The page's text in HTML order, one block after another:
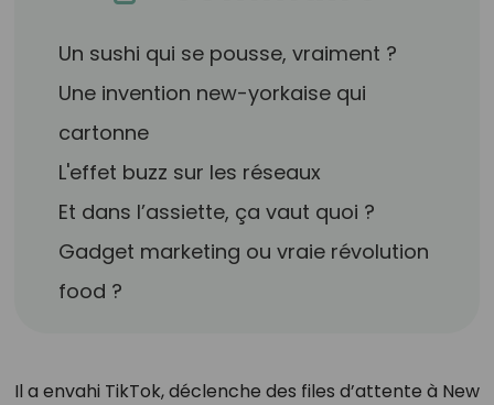
Un sushi qui se pousse, vraiment ?
Une invention new-yorkaise qui
cartonne
L'effet buzz sur les réseaux
Et dans l’assiette, ça vaut quoi ?
Gadget marketing ou vraie révolution
food ?
Il a envahi TikTok, déclenche des files d’attente à New